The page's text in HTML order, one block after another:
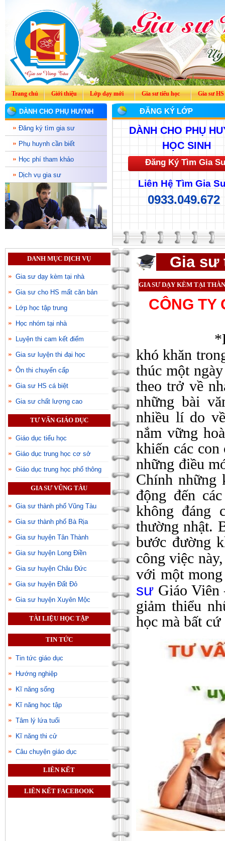
Trang chủ Giới thiệu Lớp dạy mới Gia sư tiểu học Gia sư HS
DÀNH CHO PHỤ HUYNH
Đăng ký tìm gia sư
Phụ huynh cần biết
Học phí tham khảo
Dịch vụ gia sư
ĐĂNG KÝ LỚP
DÀNH CHO PHỤ
HỌC SINH
Đăng Ký Tìm Gia
Liên Hệ Tìm Gia
0933.049.672
DANH MỤC DỊCH VỤ
Gia sư dạy kèm tại nhà
Gia sư cho HS mất căn bản
Lớp học tập trung
Học nhóm tại nhà
Luyện thi cam kết điểm
Gia sư luyện thi đại học
Ôn thi chuyển cấp
Gia sư HS cá biệt
Gia sư chất lượng cao
TƯ VẤN GIÁO DỤC
Giáo dục tiểu học
Giáo dục trung học cơ sở
Giáo dục trung học phổ thông
GIA SƯ VŨNG TÀU
Gia sư thành phố Vũng Tàu
Gia sư thành phố Bà Rịa
Gia sư huyện Tân Thành
Gia sư huyện Long Điền
Gia sư huyện Châu Đức
Gia sư huyện Đất Đỏ
Gia sư huyện Xuyên Mộc
TÀI LIỆU HỌC TẬP
TIN TỨC
Tin tức giáo dục
Hướng nghiệp
Kĩ năng sống
Kĩ năng học tập
Tâm lý lứa tuổi
Kĩ năng thi cử
Câu chuyện giáo dục
LIÊN KẾT
LIÊN KẾT FACEBOOK
Gia sư
GIA SƯ DẠY KÈM TẠI
CÔNG TY
*Là một
khó khăn
thúc một
theo trở về
những bài
nhiều lí do
nắm vững
khiến các
những điều
Chính những
động đến
không đáng
thường nhật.
bước đường
công việc
với một
sư Giáo Viên
giảm thiểu
học mà bất